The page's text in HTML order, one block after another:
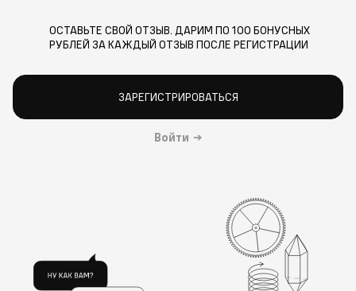
ОСТАВЬТЕ СВОЙ ОТЗЫВ. ДАРИМ ПО 100 БОНУСНЫХ
РУБЛЕЙ ЗА КАЖДЫЙ ОТЗЫВ ПОСЛЕ РЕГИСТРАЦИИ
ЗАРЕГИСТРИРОВАТЬСЯ
Войти →